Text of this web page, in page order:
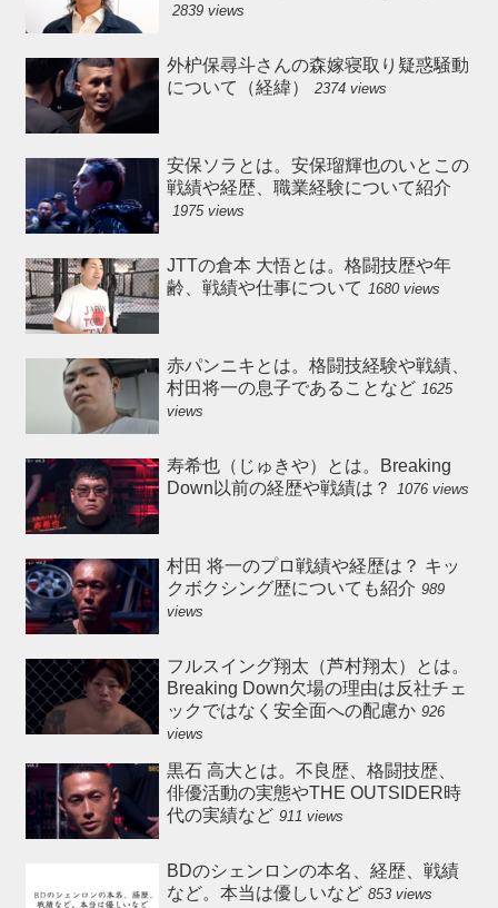
2839 views
外枦保尋斗さんの森嫁寝取り疑惑騒動
について（経緯）
2374 views
安保ソラとは。安保瑠輝也のいとこの
戦績や経歴、職業経験について紹介
1975 views
JTTの倉本 大悟とは。格闘技歴や年
齢、戦績や仕事について 1680 views
赤パンニキとは。格闘技経験や戦績、
村田将一の息子であることなど 1625
views
寿希也（じゅきや）とは。Breaking
Down以前の経歴や戦績は？
1076 views
村田 将一のプロ戦績や経歴は？ キッ
クボクシング歴についても紹介 989
views
フルスイング翔太（芦村翔太）とは。
Breaking Down欠場の理由は反社チェ
ックではなく安全面への配慮か 926
views
黒石 高大とは。不良歴、格闘技歴、
俳優活動の実態やTHE OUTSIDER時
代の実績など 911 views
BDのシェンロンの本名、経歴、戦績
など。本当は優しいなど 853 views